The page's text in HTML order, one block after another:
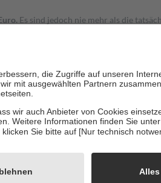
Es sind jedoch nie mehr als die
Zuzahlungen an bei: